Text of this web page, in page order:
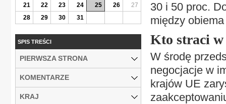
30 i 50 proc.
między
Kto straci
W środę
negocjacje w
krajów UE
21
22 23 24 25 26
27
28
29 30 31
SPIS TREŚCI
PIERWSZA STRONA
KOMENTARZE
KRAJ